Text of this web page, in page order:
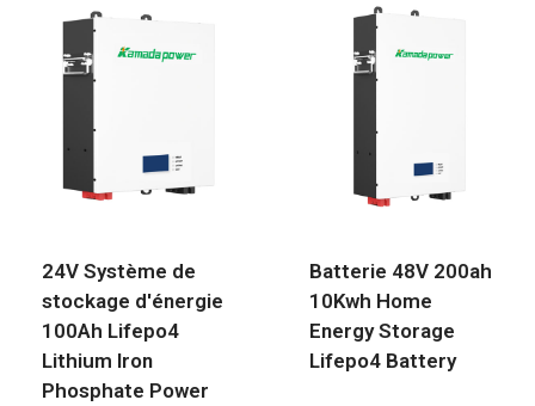
24V Système de
stockage d'énergie
100Ah Lifepo4
Lithium Iron
Phosphate Power
Batterie 48V 200ah
10Kwh Home
Energy Storage
Lifepo4 Battery